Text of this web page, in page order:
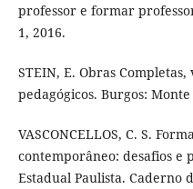
professor e formar
1, 2016.
STEIN, E. Obras
pedagógicos. Burgos:
VASCONCELLOS, C. S.
contemporâneo: desafios e
Estadual Paulista. Caderno